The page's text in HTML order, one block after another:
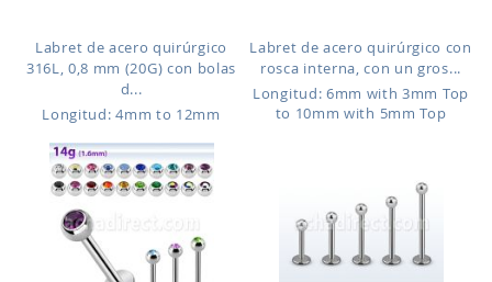
Labret de acero quirúrgico
316L, 0,8 mm (20G) con bolas
d...
Longitud: 4mm to 12mm
Labret de acero quirúrgico con
rosca interna, con un gros...
Longitud: 6mm with 3mm Top
to 10mm with 5mm Top